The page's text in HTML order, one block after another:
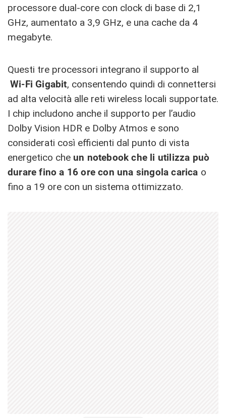
processore dual-core con clock di base di 2,1
GHz, aumentato a 3,9 GHz, e una cache da 4
megabyte.
Questi tre processori integrano il supporto al
Wi-Fi Gigabit, consentendo quindi di connettersi
ad alta velocità alle reti wireless locali supportate.
I chip includono anche il supporto per l’audio
Dolby Vision HDR e Dolby Atmos e sono
considerati così efficienti dal punto di vista
energetico che un notebook che li utilizza può
durare fino a 16 ore con una singola carica o
fino a 19 ore con un sistema ottimizzato.